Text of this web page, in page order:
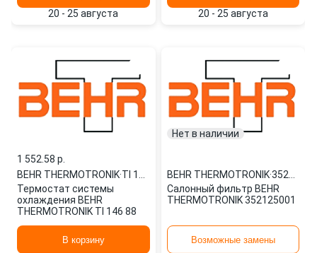
20 - 25 августа 20 - 25 августа
1 552.58 p.
BEHR THERMOTRONIK·
Термостат системы
охлаждения BEHR
THERMOTRONIK TI 146 88
В корзину
Нет в наличии
BEHR THERMOTRONIK·
Салонный фильтр BEHR
THERMOTRONIK 352125001
Возможные замены